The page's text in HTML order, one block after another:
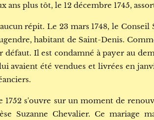
ans plus tôt, le 12 décembre 1745,
répit. Le 23 mars 1748, le
habitant de Saint-Denis.
défaut. Il est condamné à payer au
avaient été vendues et livrées en
1752 s'ouvre sur un moment de
Suzanne Chevalier. Ce mariage